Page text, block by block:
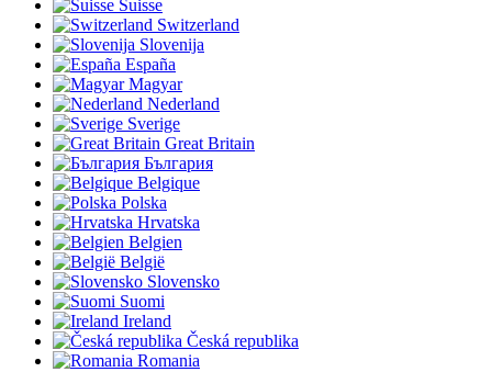
Suisse
Switzerland
Slovenija
España
Magyar
Nederland
Sverige
Great Britain
България
Belgique
Polska
Hrvatska
Belgien
België
Slovensko
Suomi
Ireland
Česká republika
Romania